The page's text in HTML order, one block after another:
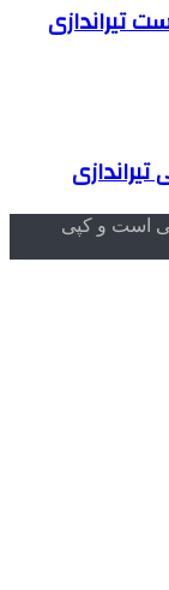
تیراندازی
است و کپی